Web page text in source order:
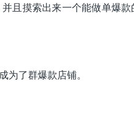
且摸索出来一个能做单爆
了群爆款店铺。